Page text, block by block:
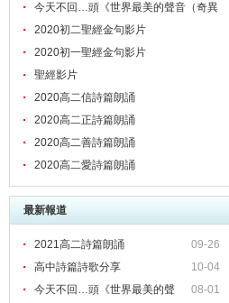
今天不回…頭《世界最美的聲音（奇異
恩典）》心之旅程 詩歌靈修默想系列 |
同心圓
2020初二聖經金句影片
2020初一聖經金句影片
聖經影片
2020高二信詩篇朗誦
2020高二正詩篇朗誦
2020高二善詩篇朗誦
2020高二愛詩篇朗誦
最新報道
09-26
2021高二詩篇朗誦
10-04
高中詩篇詩歌分享
08-01
今天不回…頭《世界最美的聲